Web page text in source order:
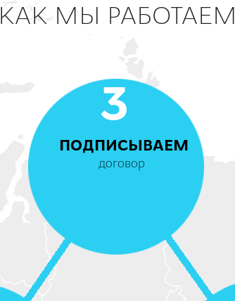
КАК МЫ РАБОТАЕМ
3
ПОДПИСЫВАЕМ
договор